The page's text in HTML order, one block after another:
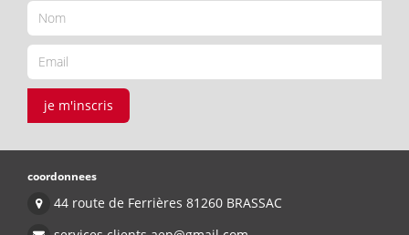
je m'inscris
coordonnees
44 route de Ferrières 81260 BRASSAC